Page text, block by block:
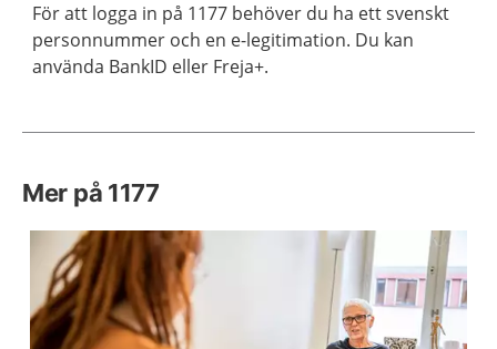
För att logga in på 1177 behöver du ha ett svenskt
personnummer och en e-legitimation. Du kan
använda BankID eller Freja+.
Mer på 1177